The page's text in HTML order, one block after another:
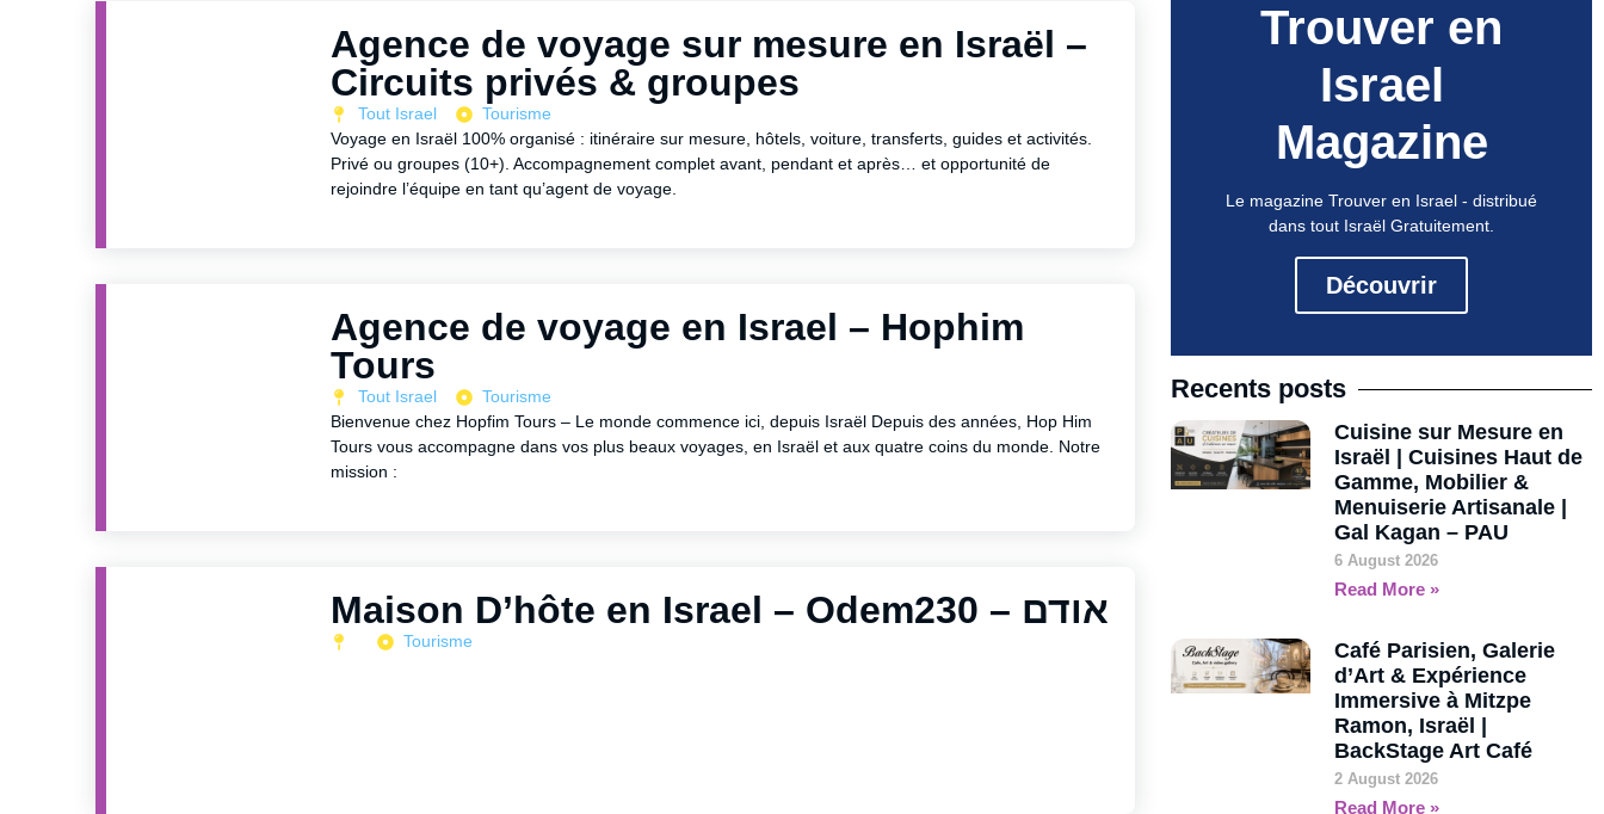
Agence de voyage sur mesure en Israël –
Circuits privés & groupes
Tout Israel
Tourisme
Voyage en Israël 100% organisé : itinéraire sur mesure, hôtels, voiture, transferts, guides et activités.
Privé ou groupes (10+). Accompagnement complet avant, pendant et après… et opportunité de
rejoindre l’équipe en tant qu’agent de voyage.
Agence de voyage en Israel – Hophim
Tours
Tout Israel
Tourisme
Bienvenue chez Hopfim Tours – Le monde commence ici, depuis Israël Depuis des années, Hop Him
Tours vous accompagne dans vos plus beaux voyages, en Israël et aux quatre coins du monde. Notre
mission :
Maison D’hôte en Israel – Odem230 – אודם
Tourisme
Trouver en
Israel
Magazine
Le magazine Trouver en Israel - distribué
dans tout Israël Gratuitement.
Découvrir
Recents posts
Cuisine sur Mesure en
Israël | Cuisines Haut de
Gamme, Mobilier &
Menuiserie Artisanale |
Gal Kagan – PAU
6 August 2026
Read More »
Café Parisien, Galerie
d’Art & Expérience
Immersive à Mitzpe
Ramon, Israël |
BackStage Art Café
2 August 2026
Read More »